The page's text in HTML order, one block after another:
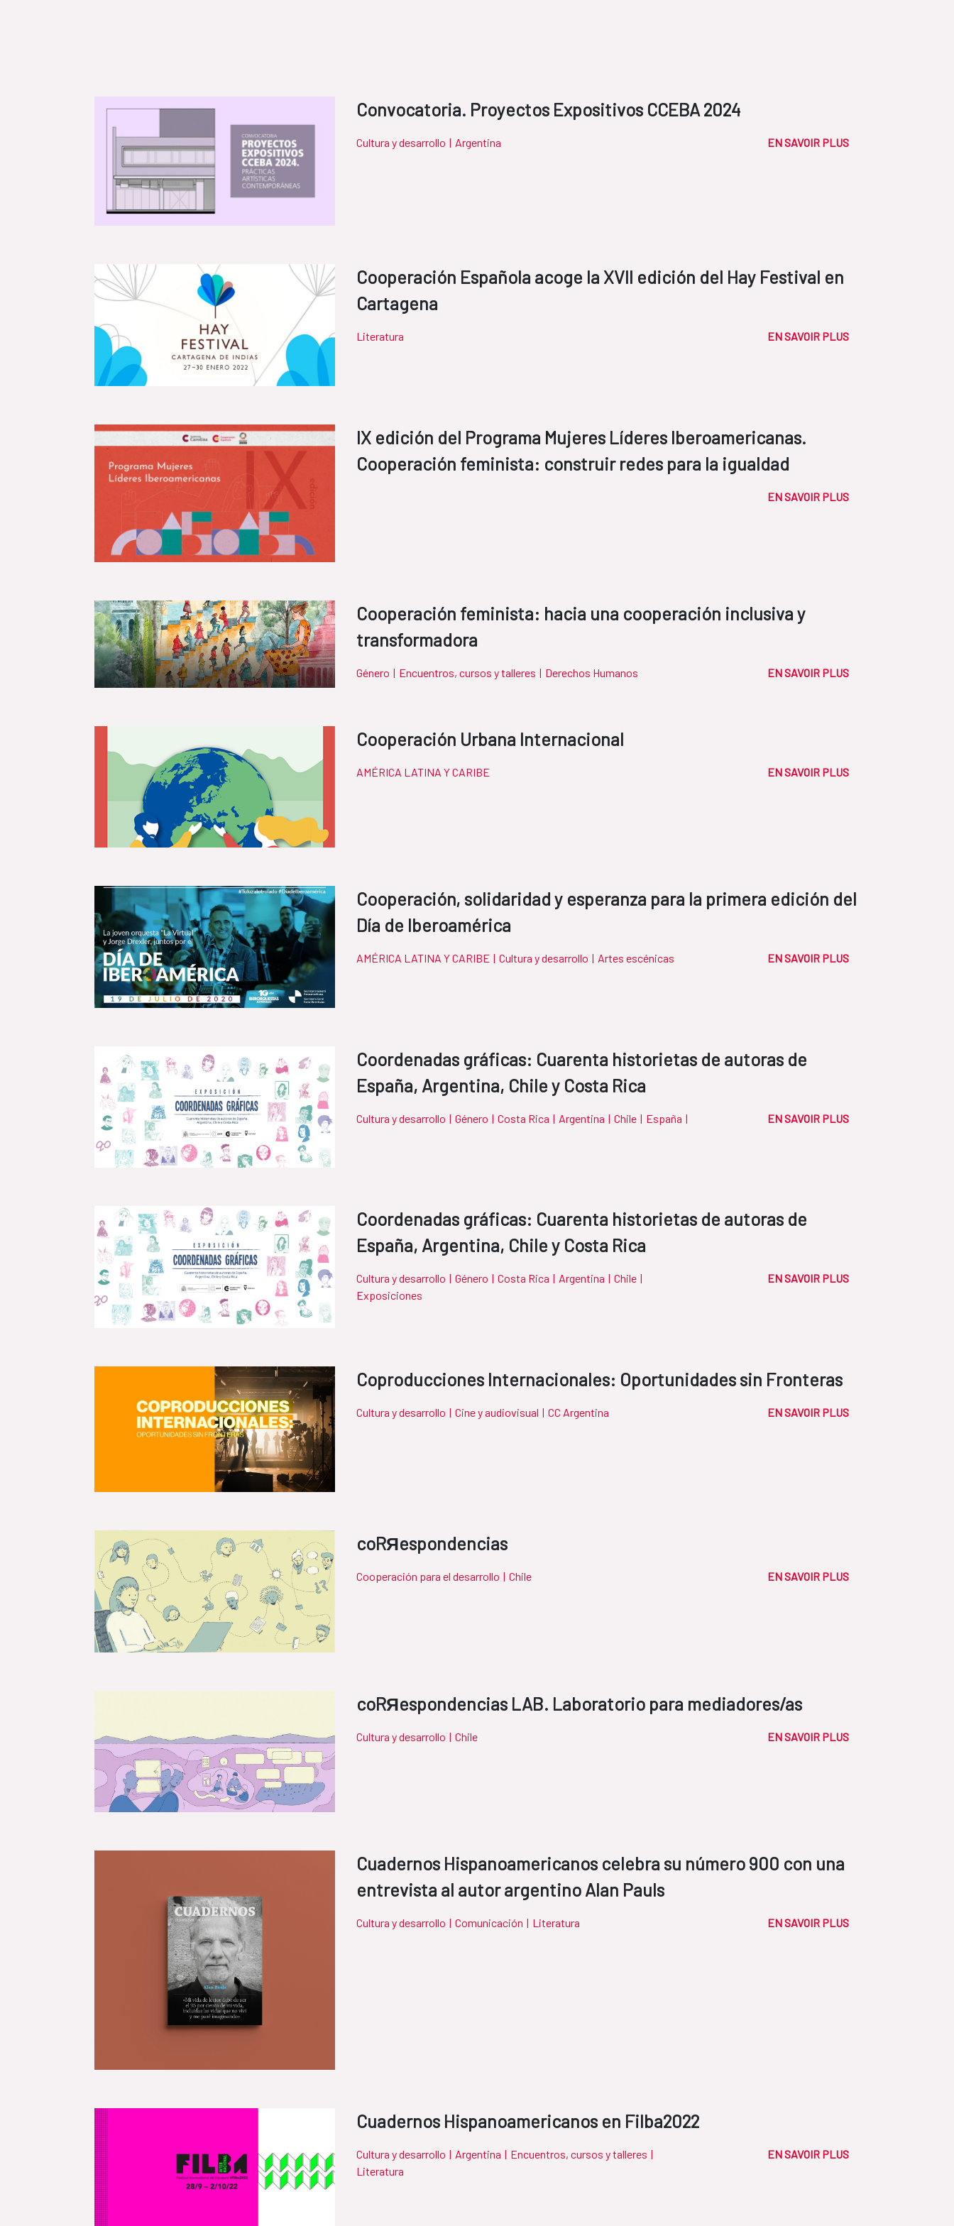
Convocatoria. Proyectos Expositivos CCEBA 2024
Cultura y desarrollo | Argentina EN SAVOIR PLUS
Cooperación Española acoge la XVII edición del Hay Festival en
Cartagena
Literatura EN SAVOIR PLUS
IX edición del Programa Mujeres Líderes Iberoamericanas.
Cooperación feminista: construir redes para la igualdad
EN SAVOIR PLUS
Cooperación feminista: hacia una cooperación inclusiva y
transformadora
Género | Encuentros, cursos y talleres | Derechos Humanos EN SAVOIR PLUS
Cooperación Urbana Internacional
AMÉRICA LATINA Y CARIBE EN SAVOIR PLUS
Cooperación, solidaridad y esperanza para la primera edición del
Día de Iberoamérica
AMÉRICA LATINA Y CARIBE | Cultura y desarrollo | Artes escénicas EN SAVOIR PLUS
Coordenadas gráficas: Cuarenta historietas de autoras de
España, Argentina, Chile y Costa Rica
Cultura y desarrollo | Género | Costa Rica | Argentina | Chile | España | EN SAVOIR PLUS
Coordenadas gráficas: Cuarenta historietas de autoras de
España, Argentina, Chile y Costa Rica
Cultura y desarrollo | Género | Costa Rica | Argentina | Chile |
Exposiciones
EN SAVOIR PLUS
Coproducciones Internacionales: Oportunidades sin Fronteras
Cultura y desarrollo | Cine y audiovisual | CC Argentina EN SAVOIR PLUS
coRЯespondencias
Cooperación para el desarrollo | Chile EN SAVOIR PLUS
coRЯespondencias LAB. Laboratorio para mediadores/as
Cultura y desarrollo | Chile EN SAVOIR PLUS
Cuadernos Hispanoamericanos celebra su número 900 con una
entrevista al autor argentino Alan Pauls
Cultura y desarrollo | Comunicación | Literatura EN SAVOIR PLUS
Cuadernos Hispanoamericanos en Filba2022
Cultura y desarrollo | Argentina | Encuentros, cursos y talleres |
Literatura
EN SAVOIR PLUS